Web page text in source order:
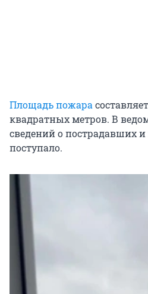
Площадь пожара
квадратных метров. В
сведений о пострадавших
поступало.